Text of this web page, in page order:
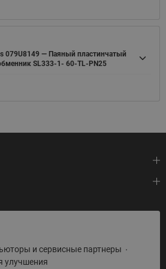
079U8149 — Паяный пластинчатый
SL333-1- 60-TL-PN25
и сервисные партнеры
улучшения